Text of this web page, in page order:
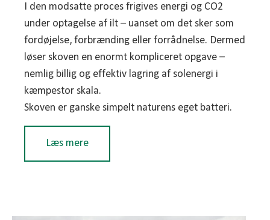
I den modsatte proces frigives energi og CO2
under optagelse af ilt – uanset om det sker som
fordøjelse, forbrænding eller forrådnelse. Dermed
løser skoven en enormt kompliceret opgave –
nemlig billig og effektiv lagring af solenergi i
kæmpestor skala.
Skoven er ganske simpelt naturens eget batteri.
Læs mere
Her er man nødt til at træde et skridt tilbage og